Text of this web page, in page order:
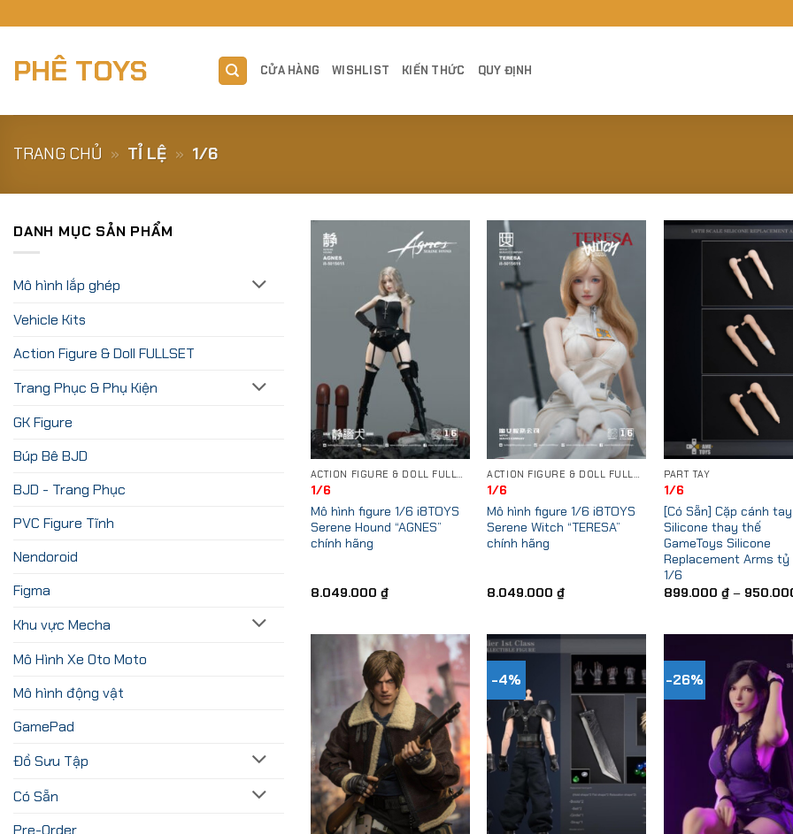
to
PHÊ TOYS CỬA HÀNG WISHLIST KIẾN THỨC QUY ĐỊNH
TRANG CHỦ » TỈ LỆ » 1/6
DANH MỤC SẢN PHẨM
Mô hình lắp ghép
Vehicle Kits
Action Figure & Doll FULLSET
Trang Phục & Phụ Kiện
GK Figure
Búp Bê BJD
BJD - Trang Phục
PVC Figure Tĩnh
Nendoroid
Figma
Khu vực Mecha
Mô Hình Xe Oto Moto
Mô hình động vật
GamePad
Đồ Sưu Tập
Có Sẵn
ACTION FIGURE & DOLL FULLSET
1/6
Mô hình figure 1/6 i8TOYS
Serene Hound “AGNES”
chính hãng
8.049.000 ₫
Add to
Wishlist
ACTION FIGURE & DOLL FULLSET
1/6
Mô hình figure 1/6 i8TOYS
Serene Witch “TERESA”
chính hãng
8.049.000₫
PART TAY
1/6
[Có Sẵn] Cặp cánh tay
Silicone thay thế
GameToys Silicone
Replacement Arms tỷ
1/6
899.000 ₫ –
Add to
Wishlist
-4%
Add to
Wishlist
-26%
Add